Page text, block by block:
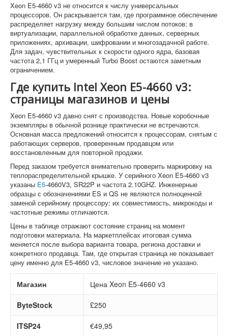
Xeon E5-4660 v3 не относится к числу универсальных
процессоров. Он раскрывается там, где программное обеспечение
распределяет нагрузку между большим числом потоков: в
виртуализации, параллельной обработке данных, серверных
приложениях, архивации, шифровании и многозадачной работе.
Для задач, чувствительных к скорости одного ядра, базовая
частота 2,1 ГГц и умеренный Turbo Boost остаются заметным
ограничением.
Где купить Intel Xeon E5-4660 v3:
страницы магазинов и цены
Xeon E5-4660 v3 давно снят с производства. Новые коробочные
экземпляры в обычной рознице практически не встречаются.
Основная масса предложений относится к процессорам, снятым с
работающих серверов, проверенным продавцом или
восстановленным для повторной продажи.
Перед заказом требуется внимательно проверить маркировку на
теплораспределительной крышке. У серийного Xeon E5-4660 v3
указаны E5-4660V3, SR22P и частота 2.10GHZ. Инженерные
образцы с обозначениями ES и QS не являются полноценной
заменой серийному процессору: их совместимость, микрокоды и
частотные режимы отличаются.
Цены в таблице отражают состояние страниц на момент
подготовки материала. На маркетплейсах итоговая сумма
меняется после выбора варианта товара, региона доставки и
конкретного продавца. Там, где открытая страница не показывает
цену именно для E5-4660 v3, числовое значение не указано.
Магазин Цена Xeon E5-4660 v3
ByteStock £250
ITSP24 €49,95